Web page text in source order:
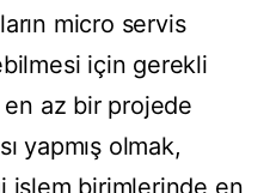
micro servis
için gerekli
az bir projede
yapmış olmak,